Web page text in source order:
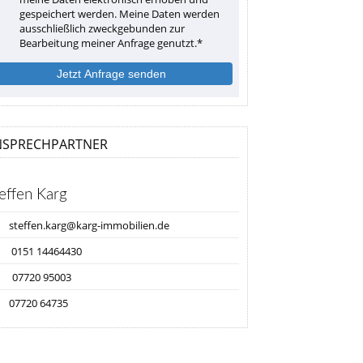
gespeichert werden. Meine Daten werden
ausschließlich zweckgebunden zur
Bearbeitung meiner Anfrage genutzt.*
Jetzt Anfrage senden
Karg
steffen.karg@karg-immobilien.de
0151 14464430
07720 95003
07720 64735